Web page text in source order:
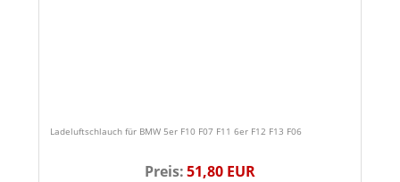
Ladeluftschlauch für BMW 5er F10 F07 F11 6er F12 F13 F06
Preis:51,80 EUR